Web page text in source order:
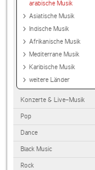
arabische Musik
Asiatische Musik
Indische Musik
Afrikanische Musik
Mediterrane Musik
Karibische Musik
weitere Länder
Konzerte & Live-Musik
Pop
Dance
Black Music
Rock